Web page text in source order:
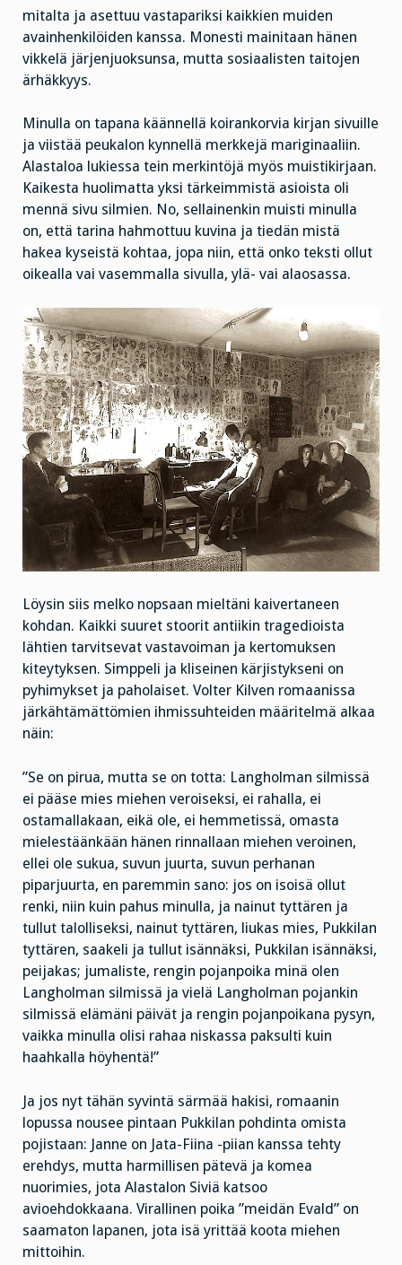
mitalta ja asettuu vastapariksi kaikkien muiden
avainhenkilöiden kanssa. Monesti mainitaan hänen
vikkelä järjenjuoksunsa, mutta sosiaalisten taitojen
ärhäkkyys.
Minulla on tapana käännellä koirankorvia kirjan sivuille
ja viistää peukalon kynnellä merkkejä mariginaaliin.
Alastaloa lukiessa tein merkintöjä myös muistikirjaan.
Kaikesta huolimatta yksi tärkeimmistä asioista oli
mennä sivu silmien. No, sellainenkin muisti minulla
on, että tarina hahmottuu kuvina ja tiedän mistä
hakea kyseistä kohtaa, jopa niin, että onko teksti ollut
oikealla vai vasemmalla sivulla, ylä- vai alaosassa.
Löysin siis melko nopsaan mieltäni kaivertaneen
kohdan. Kaikki suuret stoorit antiikin tragedioista
lähtien tarvitsevat vastavoiman ja kertomuksen
kiteytyksen. Simppeli ja kliseinen kärjistykseni on
pyhimykset ja paholaiset. Volter Kilven romaanissa
järkähtämättömien ihmissuhteiden määritelmä alkaa
näin:
”Se on pirua, mutta se on totta: Langholman silmissä
ei pääse mies miehen veroiseksi, ei rahalla, ei
ostamallakaan, eikä ole, ei hemmetissä, omasta
mielestäänkään hänen rinnallaan miehen veroinen,
ellei ole sukua, suvun juurta, suvun perhanan
piparjuurta, en paremmin sano: jos on isoisä ollut
renki, niin kuin pahus minulla, ja nainut tyttären ja
tullut talolliseksi, nainut tyttären, liukas mies, Pukkilan
tyttären, saakeli ja tullut isännäksi, Pukkilan isännäksi,
peijakas; jumaliste, rengin pojanpoika minä olen
Langholman silmissä ja vielä Langholman pojankin
silmissä elämäni päivät ja rengin pojanpoikana pysyn,
vaikka minulla olisi rahaa niskassa paksulti kuin
haahkalla höyhentä!”
Ja jos nyt tähän syvintä särmää hakisi, romaanin
lopussa nousee pintaan Pukkilan pohdinta omista
pojistaan: Janne on Jata-Fiina -piian kanssa tehty
erehdys, mutta harmillisen pätevä ja komea
nuorimies, jota Alastalon Siviä katsoo
avioehdokkaana. Virallinen poika ”meidän Evald” on
saamaton lapanen, jota isä yrittää koota miehen
mittoihin.